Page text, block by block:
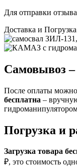
Для отправки
Доставка и Погрузка
Самовывоз –
После оплаты можно
бесплатна –
Погрузка и
Загрузка товара
₽, это стоимость